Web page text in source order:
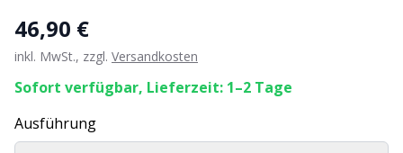
46,90 €
inkl. MwSt., zzgl. Versandkosten
Sofort verfügbar, Lieferzeit: 1–2 Tage
Ausführung